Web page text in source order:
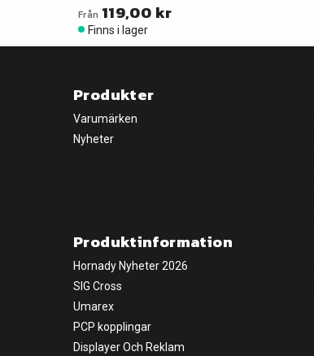
Från 119,00 kr
Finns i lager
Produkter
Varumärken
Nyheter
Produktinformation
Hornady Nyheter 2026
SIG Cross
Umarex
PCP kopplingar
Displayer Och Reklam